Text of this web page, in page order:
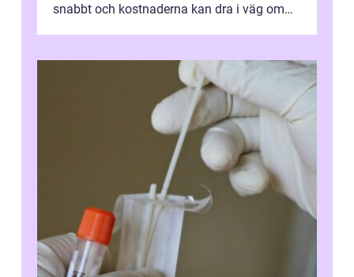
snabbt och kostnaderna kan dra i väg om